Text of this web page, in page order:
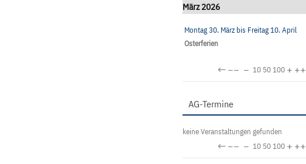
März 2026
Montag 30. Märzbis Freitag 10. April
Osterferien
←−− − 10 50100 + ++
AG-Termine
keine Veranstaltungen gefunden
←−− − 10 50100 + ++